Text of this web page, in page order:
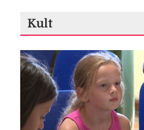
Kult